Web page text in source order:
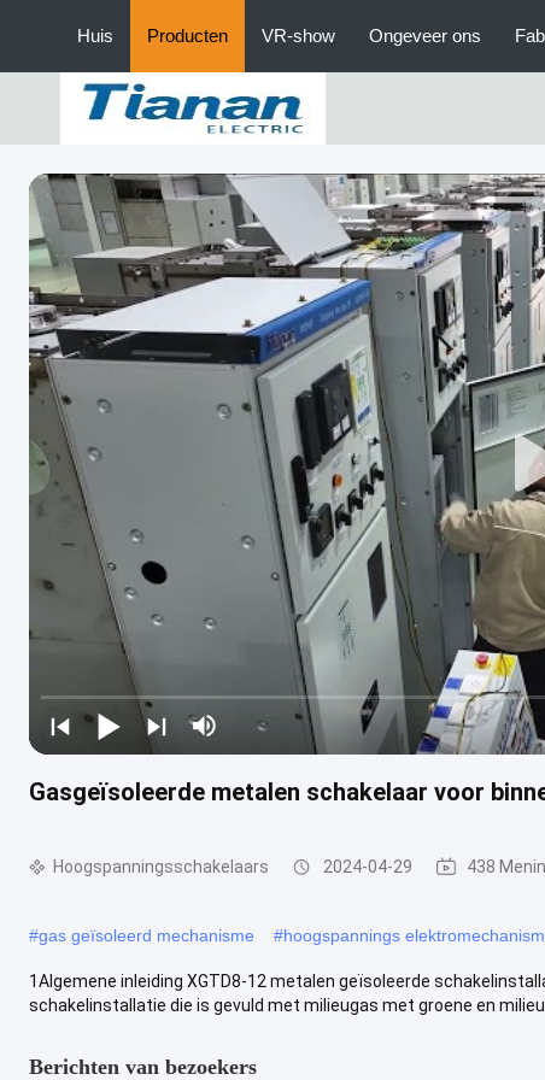
Huis Producten VR-show Ongeveer ons
Gasgeïsoleerde metalen schakelaar voor
Hoogspanningsschakelaars 2024-04-29 438
#gas geïsoleerd mechanisme #hoogspannings
1Algemene inleiding XGTD8-12 metalen geïsoleerde
schakelinstallatie die is gevuld met milieugas met groene en
Berichten van bezoekers